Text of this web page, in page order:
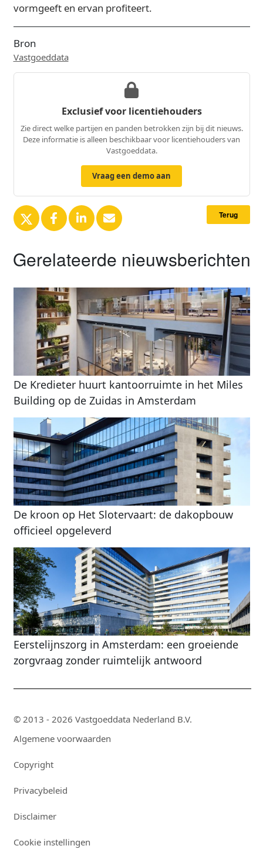
vormgeeft en ervan profiteert.
Bron
Vastgoeddata
Exclusief voor licentiehouders
Zie direct welke partijen en panden betrokken zijn bij dit nieuws.
Deze informatie is alleen beschikbaar voor licentiehouders van
Vastgoeddata.
Vraag een demo aan
Terug
Gerelateerde nieuwsberichten
De Kredieter huurt kantoorruimte in het Miles
Building op de Zuidas in Amsterdam
De kroon op Het Slotervaart: de dakopbouw
officieel opgeleverd
Eerstelijnszorg in Amsterdam: een groeiende
zorgvraag zonder ruimtelijk antwoord
© 2013 - 2026 Vastgoeddata Nederland B.V.
Algemene voorwaarden
Copyright
Privacybeleid
Disclaimer
Cookie instellingen